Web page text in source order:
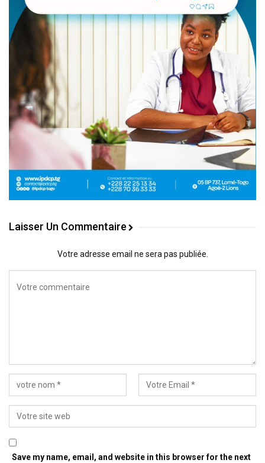
Laisser Un Commentaire
Votre adresse email ne sera pas publiée.
Save my name, email, and website in this browser for the next